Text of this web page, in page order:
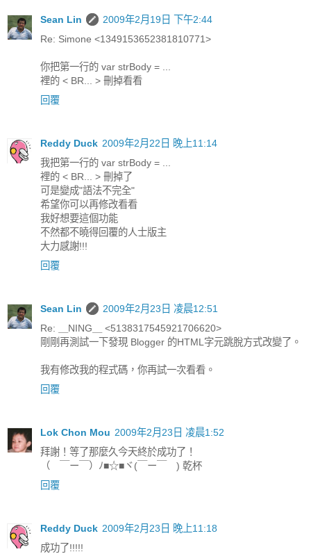
Sean Lin
2009年2月19日 下午2:44
Re: Simone <1349153652381810771>
你把第一行的 var strBody = ...
裡的 < BR... > 刪掉看看
回覆
Reddy Duck 2009年2月22日 晚上11:14
我把第一行的 var strBody = ...
裡的 < BR... > 刪掉了
可是變成"語法不完全"
希望你可以再修改看看
我好想要這個功能
不然都不曉得回覆的人士版主
大力感謝!!!
回覆
Sean Lin
2009年2月23日 凌晨12:51
Re: ＿NING＿ <5138317545921706620>
剛剛再測試一下發現 Blogger 的HTML字元跳脫方式改變了。
我有修改我的程式碼，你再試一次看看。
回覆
Lok Chon Mou 2009年2月23日 凌晨1:52
拜謝！等了那麼久今天終於成功了！
（ ￣ー￣）ﾉ■☆■ヾ(￣ー￣ ) 乾杯
回覆
Reddy Duck 2009年2月23日 晚上11:18
成功了!!!!!